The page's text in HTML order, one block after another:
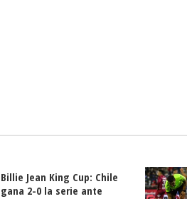
Billie Jean King Cup: Chile
gana 2-0 la serie ante